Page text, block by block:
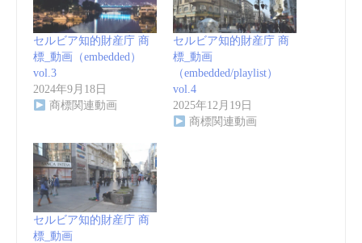
セルビア知的財産庁 商
標_動画（embedded）
vol.3
2024年9月18日
商標関連動画
セルビア知的財産庁 商
標_動画
（embedded/playlist）
vol.4
2025年12月19日
商標関連動画
セルビア知的財産庁 商
標_動画